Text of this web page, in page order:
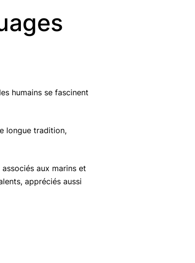
humains se fascinent
longue tradition,
aux marins et
appréciés aussi